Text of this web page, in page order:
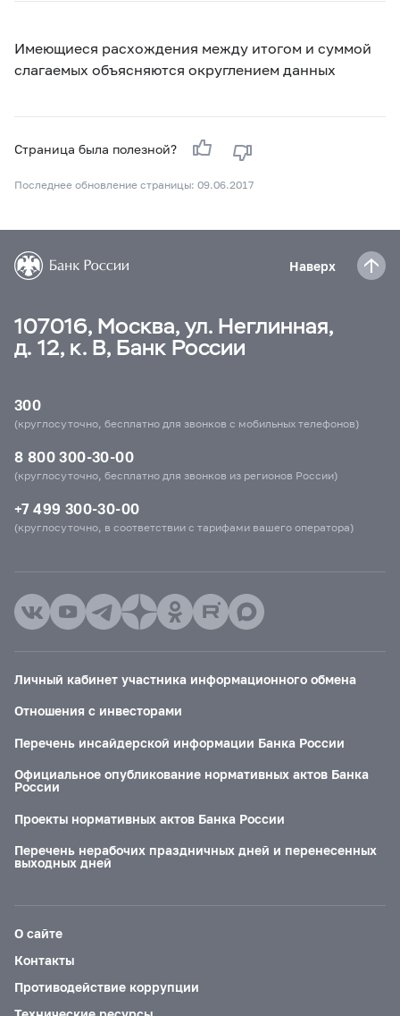
Имеющиеся расхождения между итогом и суммой
слагаемых объясняются округлением данных
Страница была полезной?
Последнее обновление страницы: 09.06.2017
Наверх
107016, Москва, ул. Неглинная,
д. 12, к. В, Банк России
300
(круглосуточно, бесплатно для звонков с мобильных телефонов)
8 800 300-30-00
(круглосуточно, бесплатно для звонков из регионов России)
+7 499 300-30-00
(круглосуточно, в соответствии с тарифами вашего оператора)
Личный кабинет участника информационного обмена
Отношения с инвесторами
Перечень инсайдерской информации Банка России
Официальное опубликование нормативных актов Банка
России
Проекты нормативных актов Банка России
Перечень нерабочих праздничных дней и перенесенных
выходных дней
О сайте
Контакты
Противодействие коррупции